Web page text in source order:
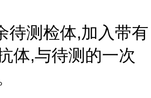
待测检体,加入带有
体,与待测的一次